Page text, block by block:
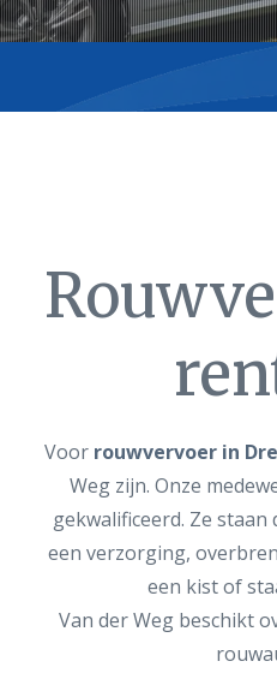
Voor rouwvervoer in
Weg zijn. Onze
gekwalificeerd. Ze
een verzorging,
een kist of
Van der Weg beschikt